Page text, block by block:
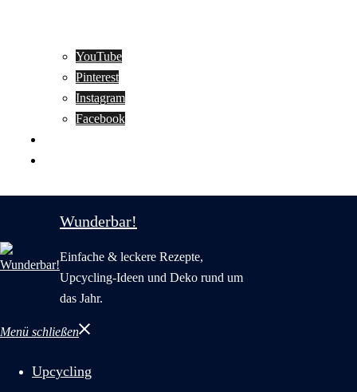
YouTube
Pinterest
Instagram
Facebook
Wunderbar!
Einfache & leckere Rezepte,
Upcycling-Ideen und Deko rund um
das Jahr.
Menü schließen
Upcycling